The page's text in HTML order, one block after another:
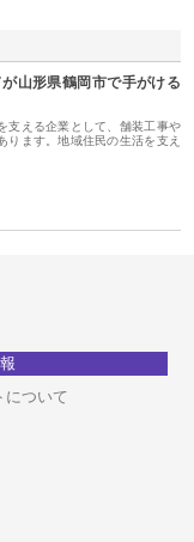
山形県鶴岡市で手がける
支える企業として、舗装工事や
ります。地域住民の生活を支え
について